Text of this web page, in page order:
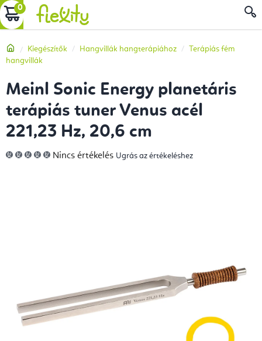
Ugrás
a
tartalomhoz
KOSÁR
Kezdőlap
Kiegészítők Hangvillák hangterápiához
Terápiás fém
hangvillák
Meinl Sonic Energy planetáris
terápiás tuner Venus acél
221,23 Hz, 20,6 cm
A
termék
Nincs értékelés Ugrás az értékeléshez